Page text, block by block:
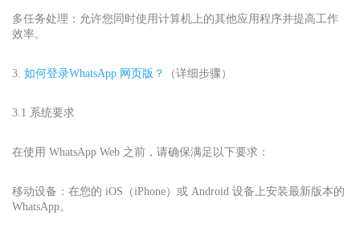
多任务处理：允许您同时使用计算机上的其他应用程序并提高工作
效率。
3. 如何登录WhatsApp 网页版 ？ （详细步骤）
3.1 系统要求
在使用 WhatsApp Web 之前，请确保满足以下要求：
移动设备：在您的 iOS（iPhone）或 Android 设备上安装最新版本的
WhatsApp。